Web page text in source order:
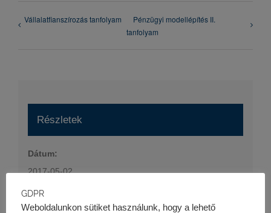
Vállalatfianszírozás tanfolyam
Pénzügyi modellépítés II.
tanfolyam
Részletek
Dátum:
2017-05-02
Időpont:
16:30 - 19:00
GDPR
Weboldalunkon sütiket használunk, hogy a lehető